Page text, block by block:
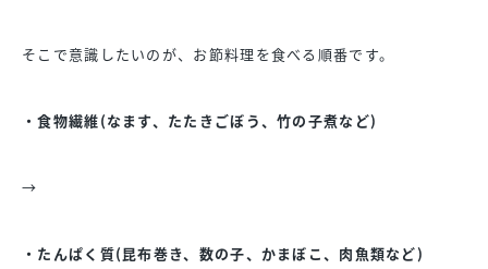
そこで意識したいのが、お節料理を食べる順番です。
・食物繊維(なます、たたきごぼう、竹の子煮など)
→
・たんぱく質(昆布巻き、数の子、かまぼこ、肉魚類など)